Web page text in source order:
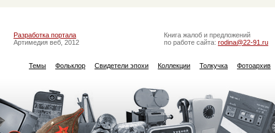
Разработка портала
Артимедия веб, 2012
Книга жалоб и предложений
по работе сайта: rodina@22-91.ru
Темы Фольклор Свидетели эпохи Коллекции Толкучка Фотоархив